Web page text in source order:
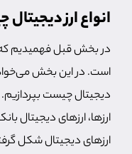
انواع ارز
در بخش قبل فهمیدیم که
است. در این بخش
دیجیتال چیست
ارزها، ارزهای دیجیتال
ارزهای دیجیتال شکل